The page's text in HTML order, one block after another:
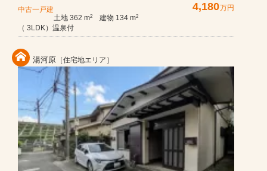
中古一戸建 4,180万円
土地 362 m2 建物 134 m2
（ 3LDK）温泉付
湯河原 ［住宅地エリア］